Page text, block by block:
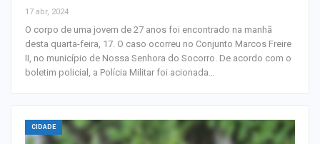
17 abr, 2024
O corpo de uma jovem de 27 anos foi encontrado na manhã
desta quarta-feira, 17. O caso ocorreu no Conjunto Marcos Freire
II, no município de Nossa Senhora do Socorro. De acordo com o
boletim policial, a Polícia Militar foi acionada…
CIDADE